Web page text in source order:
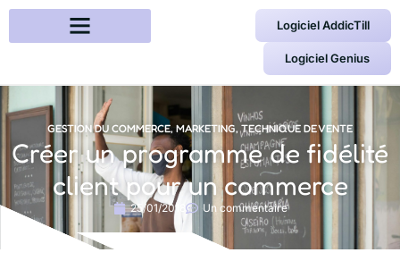
Logiciel AddicTill
Logiciel Genius
GESTION DU COMMERCE, MARKETING,TECHNIQUE DE VENTE
Créer un programme de fidélité
client pour un commerce
25/01/2018 Un commentaire